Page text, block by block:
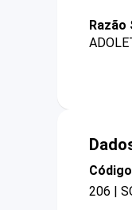
Razão
206 |